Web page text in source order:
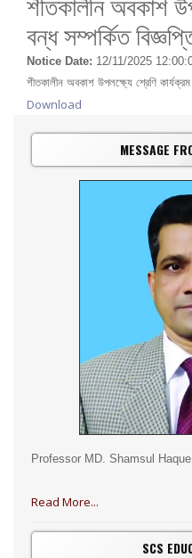
বন্ধ সম্পর্কিত
Notice Date: 12/11/2025
শীতকালীন অবকাশ উপলক্ষ্যে শ্রেণি কার্যক্রম
Download
MESSAGE
Professor MD. Shamsul Haque
Read More...
SCS